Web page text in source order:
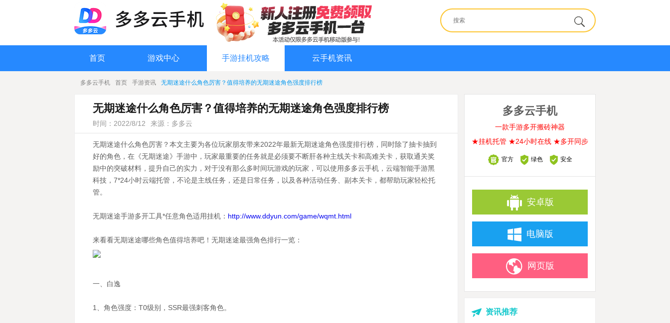
首页 游戏中心 手游挂机攻略 云手机资讯
多多云手机 首页 手游资讯 无期迷途什么角色厉害？值得培养的无期迷途角色强度排行榜
无期迷途什么角色厉害？值得培养的无期迷途角色强度排行榜
时间：2022/8/12 来源：多多云
无期迷途什么角色厉害？本文主要为各位玩家朋友带来2022年最新无期迷途角色强度排行榜，同时除了抽卡抽到
好的角色，在《无期迷途》手游中，玩家最重要的任务就是必须要不断肝各种主线关卡和高难关卡，获取通关奖
励中的突破材料，提升自己的实力，对于没有那么多时间玩游戏的玩家，可以使用多多云手机，云端智能手游黑
科技，7*24小时云端托管，不论是主线任务，还是日常任务，以及各种活动任务、副本关卡，都帮助玩家轻松托
管。
无期迷途手游多开工具*任意角色适用挂机： http://www.ddyun.com/game/wqmt.html
来看看无期迷途哪些角色值得培养吧！无期迷途最强角色排行一览：
一、白逸
1、角色强度：T0级别，SSR最强刺客角色。
多多云手机
一款手游多开搬砖神器
★挂机托管 ★24小时在线 ★多开同步
官方 绿色 安全
安卓版
电脑版
网页版
资讯推荐